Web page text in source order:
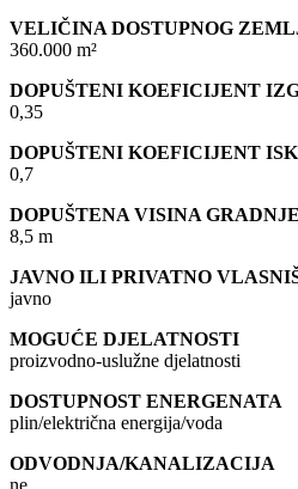
VELIČINA DOSTUPNOG
360.000 m²
DOPUŠTENI KOEFICIJENT
0,35
DOPUŠTENI KOEFICIJENT
0,7
DOPUŠTENA VISINA GRADNJE
8,5 m
JAVNO ILI PRIVATNO
javno
MOGUĆE DJELATNOSTI
proizvodno-uslužne djelatnosti
DOSTUPNOST ENERGENATA
plin/električna energija/voda
ODVODNJA/KANALIZACIJA